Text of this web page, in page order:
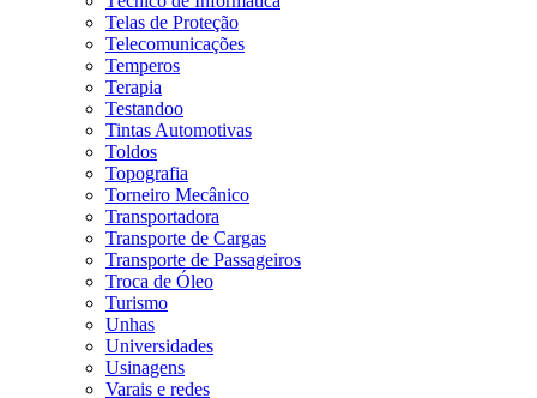
Telas de Proteção
Telecomunicações
Temperos
Terapia
Testandoo
Tintas Automotivas
Toldos
Topografia
Torneiro Mecânico
Transportadora
Transporte de Cargas
Transporte de Passageiros
Troca de Óleo
Turismo
Unhas
Universidades
Usinagens
Varais e redes